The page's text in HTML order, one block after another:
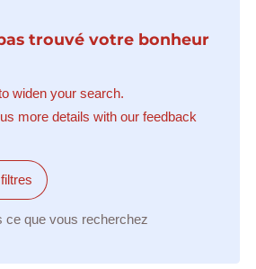
trouvé votre bonheur
widen your search.
more details with our feedback
ce que vous recherchez